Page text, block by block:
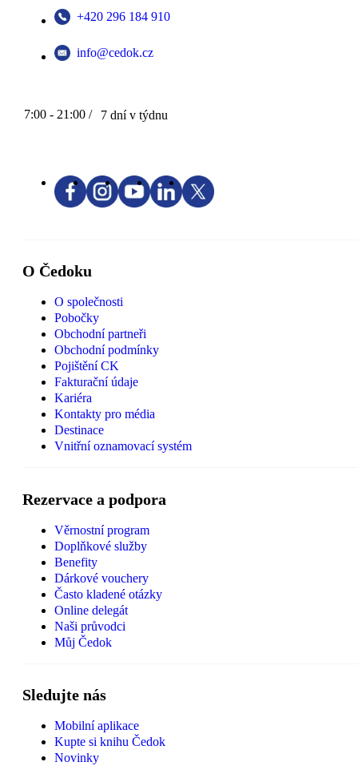
+420 296 184 910
info@cedok.cz
7:00 - 21:00 / 7 dní v týdnu
O Čedoku
O společnosti
Pobočky
Obchodní partneři
Obchodní podmínky
Pojištění CK
Fakturační údaje
Kariéra
Kontakty pro média
Destinace
Vnitřní oznamovací systém
Rezervace a podpora
Věrnostní program
Doplňkové služby
Benefity
Dárkové vouchery
Často kladené otázky
Online delegát
Naši průvodci
Můj Čedok
Sledujte nás
Mobilní aplikace
Kupte si knihu Čedok
Novinky